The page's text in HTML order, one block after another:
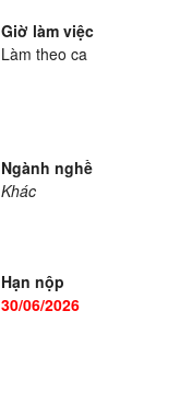
Giờ làm việc
Làm theo ca
Ngành nghề
Khác
Hạn nộp
30/06/2026